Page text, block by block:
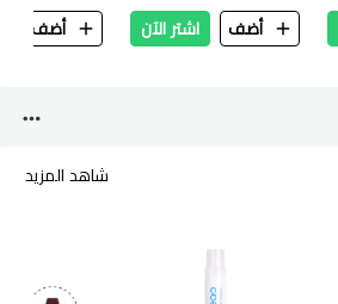
أضف
اشتر الآن
أضف
شاهد المزيد